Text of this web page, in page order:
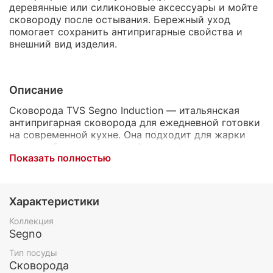
деревянные или силиконовые аксессуары и мойте
сковороду после остывания. Бережный уход
помогает сохранить антипригарные свойства и
внешний вид изделия.
Описание
Сковорода TVS Segno Induction — итальянская
антипригарная сковорода для ежедневной готовки
на современной кухне. Она подходит для жарки
мяса, рыбы, птицы, овощей, картофеля, омлетов,
сырников, гарниров и быстрых домашних блюд.
с меньшим количеством масла, снижает риск
прилипания продуктов и облегчает уход за
сковородой после приготовления. Такая
поверхность удобна для регулярного
использования и рецептов, где важны аккуратная
жарка и лёгкая очистка.
Показать полностью
Характеристики
Коллекция
Segno
Тип посуды
Сковорода